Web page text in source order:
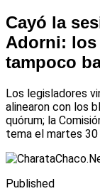
Cayó la
Adorni: los
tampoco
Los legisladores
alinearon con los
quórum; la
tema el martes 30
Published